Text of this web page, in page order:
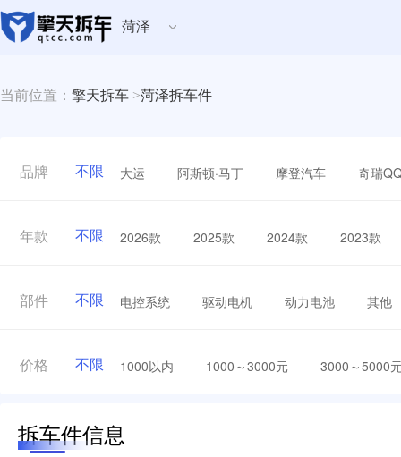
菏泽
当前位置： 擎天拆车 >菏泽拆车件
品牌 不限 大运 阿斯顿·马丁 摩登汽车 奇瑞
年款 不限 2026款 2025款 2024款 2023款
部件 不限 电控系统 驱动电机 动力电池 其他
价格 不限 1000以内 1000～3000元 3000～5000
拆车件信息